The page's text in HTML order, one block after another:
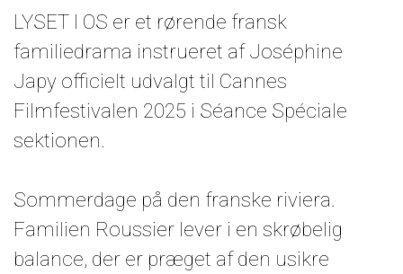
LYSET I OS er et rørende fransk
familiedrama instrueret af Joséphine
Japy officielt udvalgt til Cannes
Filmfestivalen 2025 i Séance Spéciale
sektionen.
Sommerdage på den franske riviera.
Familien Roussier lever i en skrøbelig
balance, der er præget af den usikre